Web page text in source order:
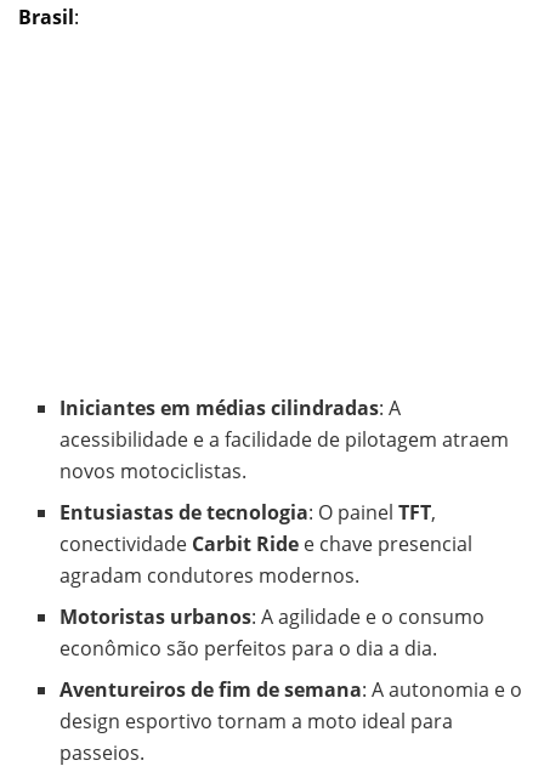
Brasil:
Iniciantes em médias cilindradas: A
acessibilidade e a facilidade de pilotagem atraem
novos motociclistas.
Entusiastas de tecnologia: O painelTFT,
conectividade Carbit Ride e chave presencial
agradam condutores modernos.
Motoristas urbanos: A agilidade e o consumo
econômico são perfeitos para o dia a dia.
Aventureiros de fim de semana: A autonomia e o
design esportivo tornam a moto ideal para
passeios.